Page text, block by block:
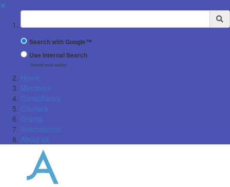
✖
Suchbegriff
Search with Google™
Use Internal Search
(limited result quality)
Home
Members
Consultancy
Courses
Grants
International
About us